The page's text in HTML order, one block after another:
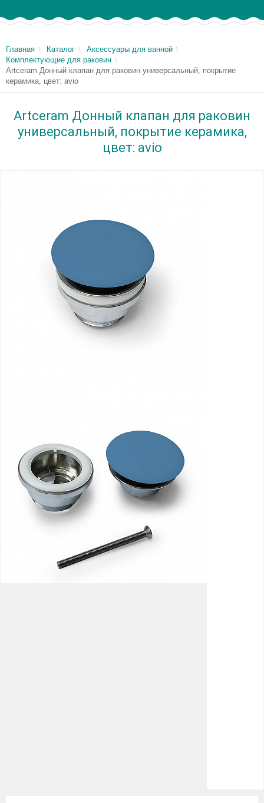
Главная Каталог
Аксессуары для ванной
Комплектующие для раковин
Artceram Донный клапан для раковин универсальный, покрытие
керамика, цвет: avio
Artceram Донный клапан для раковин
универсальный, покрытие керамика,
цвет: avio